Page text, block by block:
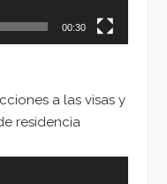
00:30
a las visas y
residencia